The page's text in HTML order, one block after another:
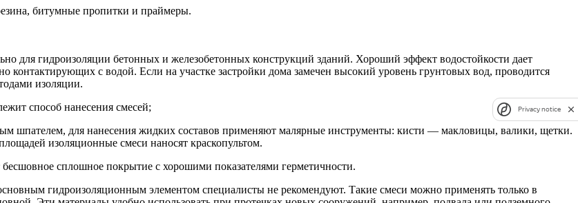
битумные пропитки и праймеры.
для гидроизоляции бетонных и железобетонных конструкций зданий. Хороший эффект водостойкости дает
контактирующих с водой. Если на участке застройки дома замечен высокий уровень грунтовых вод, проводится
изоляции.
способ нанесения смесей;
шпателем, для нанесения жидких составов применяют малярные инструменты: кисти — макловицы, валики, щетки.
изоляционные смеси наносят краскопультом.
сплошное покрытие с хорошими показателями герметичности.
гидроизоляционным элементом специалисты не рекомендуют. Такие смеси можно применять только в
Privacy notice